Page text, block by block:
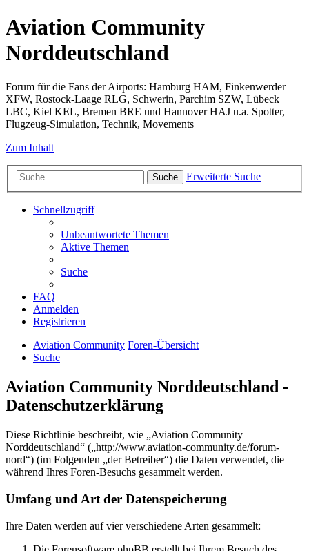
Aviation Community
Norddeutschland
Forum für die Fans der Airports: Hamburg HAM, Finkenwerder
XFW, Rostock-Laage RLG, Schwerin, Parchim SZW, Lübeck
LBC, Kiel KEL, Bremen BRE und Hannover HAJ u.a. Spotter,
Flugzeug-Simulation, Technik, Movements
Zum Inhalt
Suche Erweiterte Suche
Schnellzugriff
Unbeantwortete Themen
Aktive Themen
Suche
FAQ
Anmelden
Registrieren
Aviation Community Foren-Übersicht
Suche
Aviation Community Norddeutschland -
Datenschutzerklärung
Diese Richtlinie beschreibt, wie „Aviation Community
Norddeutschland“ („http://www.aviation-community.de/forum-
nord“) (im Folgenden „der Betreiber“) die Daten verwendet, die
während Ihres Foren-Besuchs gesammelt werden.
Umfang und Art der Datenspeicherung
Ihre Daten werden auf vier verschiedene Arten gesammelt: